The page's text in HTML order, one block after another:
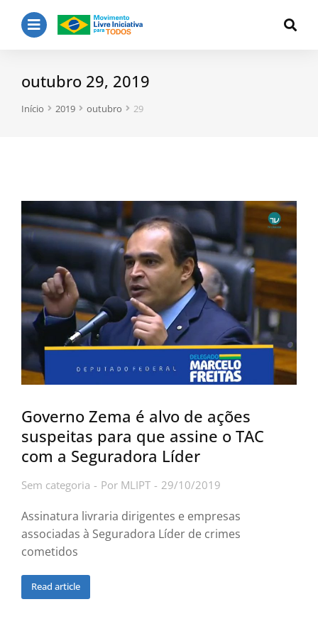
outubro 29, 2019
Você está aqui:
Início 2019 outubro 29
Governo Zema é alvo de ações
suspeitas para que assine o TAC
com a Seguradora Líder
Sem categoria Por MLIPT 29/10/2019
Assinatura livraria dirigentes e empresas
associadas à Seguradora Líder de crimes
cometidos
Read article